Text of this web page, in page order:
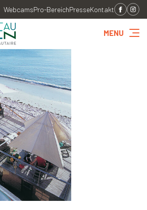
WebcamsPro-BereichPresseKontakt
MENU